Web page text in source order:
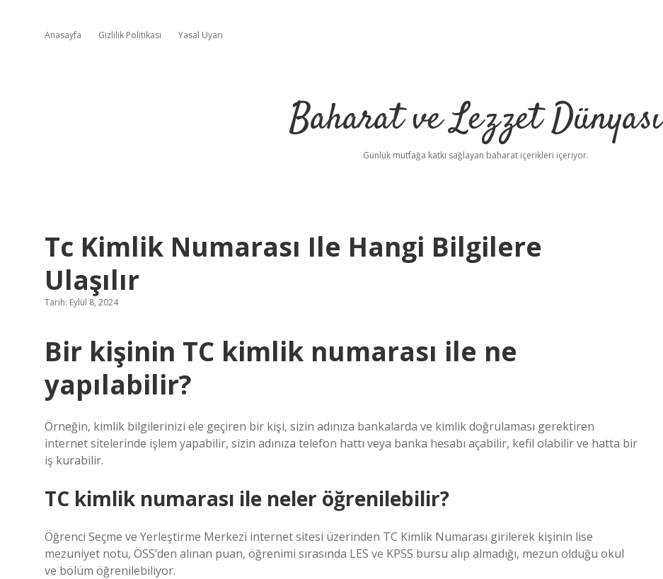
Anasayfa Gizlilik Politikası Yasal Uyarı
Baharat ve Lezzet Dünyası
Günlük mutfağa katkı sağlayan baharat içerikleri içeriyor.
Tc Kimlik Numarası Ile Hangi Bilgilere
Ulaşılır
Tarih: Eylül 8, 2024
Bir kişinin TC kimlik numarası ile ne
yapılabilir?
Örneğin, kimlik bilgilerinizi ele geçiren bir kişi, sizin adınıza bankalarda ve kimlik doğrulaması gerektiren
internet sitelerinde işlem yapabilir, sizin adınıza telefon hattı veya banka hesabı açabilir, kefil olabilir ve hatta bir
iş kurabilir.
TC kimlik numarası ile neler öğrenilebilir?
Öğrenci Seçme ve Yerleştirme Merkezi internet sitesi üzerinden TC Kimlik Numarası girilerek kişinin lise
mezuniyet notu, ÖSS’den alınan puan, öğrenimi sırasında LES ve KPSS bursu alıp almadığı, mezun olduğu okul
ve bölüm öğrenilebiliyor.